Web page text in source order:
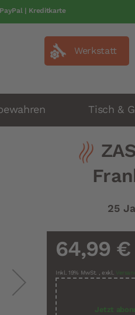
| Kreditkarte
Werkstatt
Tisch &
25
64,99 €
Inkl. 19% MwSt. , exkl.
Jetzt